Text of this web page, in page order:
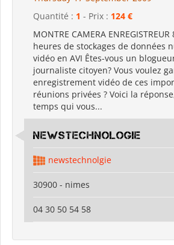
Quantité : 1 - Prix : 124 €
MONTRE CAMERA
heures de stockages de données
vidéo en AVI Êtes-vous un
journaliste citoyen? Vous voulez
enregistrement vidéo de ces
réunions privées ? Voici la
temps qui vous...
newstechnologie
newstechnolgie
30900 - nimes
04 30 50 54 58